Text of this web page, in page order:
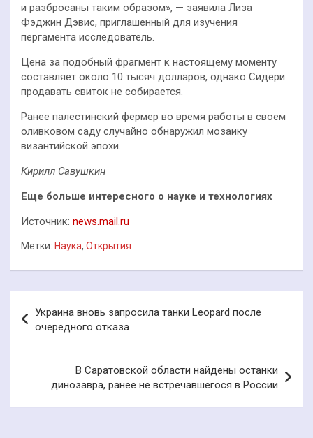
и разбросаны таким образом», — заявила Лиза
Фэджин Дэвис, приглашенный для изучения
пергамента исследователь.
Цена за подобный фрагмент к настоящему моменту
составляет около 10 тысяч долларов, однако Сидери
продавать свиток не собирается.
Ранее палестинский фермер во время работы в своем
оливковом саду случайно обнаружил мозаику
византийской эпохи.
Кирилл Савушкин
Еще больше интересного о науке и технологиях
Источник: news.mail.ru
Метки: Наука, Открытия
по
записям
Украина вновь запросила танки Leopard после
очередного отказа
В Саратовской области найдены останки
динозавра, ранее не встречавшегося в России